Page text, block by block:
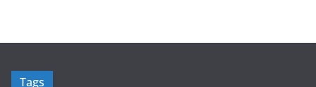
Tags